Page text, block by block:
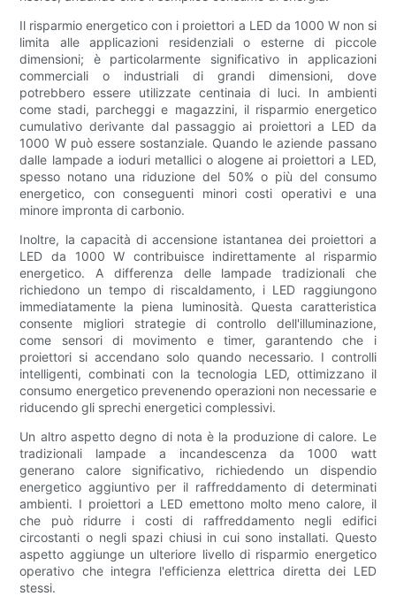
Il risparmio energetico con i proiettori a LED da 1000 W non si
limita alle applicazioni residenziali o esterne di piccole
dimensioni; è particolarmente significativo in applicazioni
commerciali o industriali di grandi dimensioni, dove
potrebbero essere utilizzate centinaia di luci. In ambienti
come stadi, parcheggi e magazzini, il risparmio energetico
cumulativo derivante dal passaggio ai proiettori a LED da
1000 W può essere sostanziale. Quando le aziende passano
dalle lampade a ioduri metallici o alogene ai proiettori a LED,
spesso notano una riduzione del 50% o più del consumo
energetico, con conseguenti minori costi operativi e una
minore impronta di carbonio.
Inoltre, la capacità di accensione istantanea dei proiettori a
LED da 1000 W contribuisce indirettamente al risparmio
energetico. A differenza delle lampade tradizionali che
richiedono un tempo di riscaldamento, i LED raggiungono
immediatamente la piena luminosità. Questa caratteristica
consente migliori strategie di controllo dell'illuminazione,
come sensori di movimento e timer, garantendo che i
proiettori si accendano solo quando necessario. I controlli
intelligenti, combinati con la tecnologia LED, ottimizzano il
consumo energetico prevenendo operazioni non necessarie e
riducendo gli sprechi energetici complessivi.
Un altro aspetto degno di nota è la produzione di calore. Le
tradizionali lampade a incandescenza da 1000 watt
generano calore significativo, richiedendo un dispendio
energetico aggiuntivo per il raffreddamento di determinati
ambienti. I proiettori a LED emettono molto meno calore, il
che può ridurre i costi di raffreddamento negli edifici
circostanti o negli spazi chiusi in cui sono installati. Questo
aspetto aggiunge un ulteriore livello di risparmio energetico
operativo che integra l'efficienza elettrica diretta dei LED
stessi.